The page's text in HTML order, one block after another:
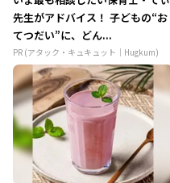
先生がアドバイス！ 子どもの“お
てつだい”に、どん...
PR (アタック・キュキュット｜Hugkum)